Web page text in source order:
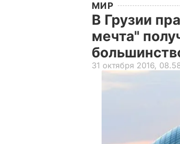
МИР
В Грузии
мечта"
31 октября 2016,